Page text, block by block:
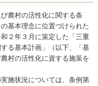
農村の活性化に関する条
基本理念に位置づけられた
２年３月に策定した「三重
る基本計画」（以下、「基
村の活性化に資する施策を
施状況については、条例第